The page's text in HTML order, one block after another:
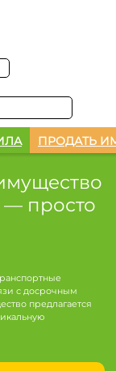
ПРОДАТЬ
— просто
с досрочным
предлагается
а/м